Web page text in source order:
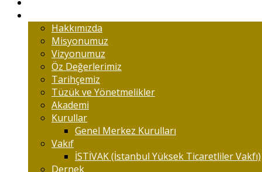
Hakkımızda
Misyonumuz
Vizyonumuz
Öz Değerlerimiz
Tarihçemiz
Tüzük ve Yönetmelikler
Akademi
Kurullar
Genel Merkez Kurulları
Vakıf
İSTİVAK (İstanbul Yüksek Ticaretliler Vakfı)
Dernek